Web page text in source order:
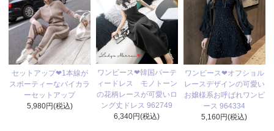
セットアップ❤1本線が
スポーティーなバイカラ
ーセットアップ
5,980円(税込)
ワンピース❤韓国パーテ
ィードレス モノトーン
の花柄レースが可愛いロ
ング丈ドレス 962749
6,340円(税込)
ワンピース❤オフショル
レースデザインの可愛い
お嬢様系お呼ばれワンピ
ース 964334
5,160円(税込)